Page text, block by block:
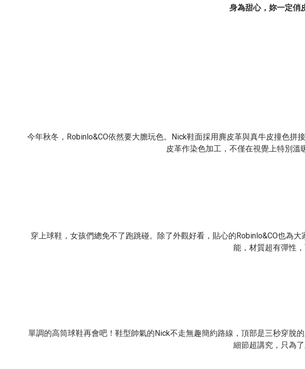
身為甜心，妳一定俏
今年秋冬， Robinlo&CO依然要大膽玩色。 Nick鞋面採用麂皮革與真牛皮撞色拼
皮革作染色加工，不僅在視覺上特別
穿上球鞋，女孩們總免不了跑跳碰。除了外觀好看，貼心的Robinlo&CO也為大
能，材質超有彈性
單調的高筒球鞋再會吧！ 鞋型帥氣的Nick不走無趣簡約路線，頂部是三秒穿脫
細節超講究，只為